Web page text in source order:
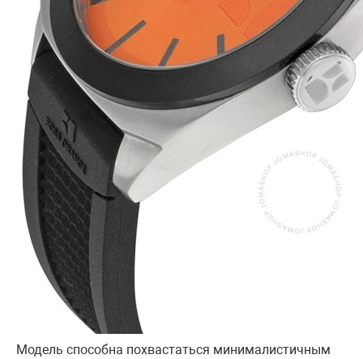
Модель способна похвастаться минималистичным